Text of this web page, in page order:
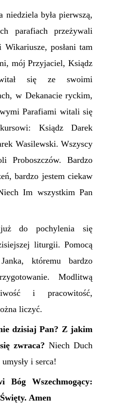
była pierwszą,
parafiach przeżywali
posłani tam
mój Przyjaciel, Ksiądz
się ze swoimi
w Dekanacie ryckim,
Parafiami witali się
Ksiądz Darek
Wasilewski. Wszyscy
Proboszczów. Bardzo
bardzo jestem ciekaw
Im wszystkim Pan
do pochylenia się
liturgii. Pomocą
któremu bardzo
Modlitwą
i pracowitość,
liczyć.
dzisiaj Pan? Z jakim
zwraca? Niech Duch
i serca!
Bóg Wszechmogący:
Amen